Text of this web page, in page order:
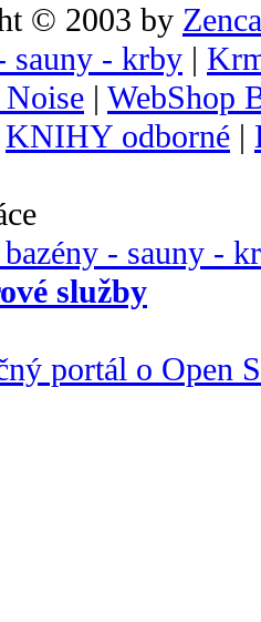
© 2003 by
sauny - krby |
| WebShop
KNIHY odborné |
- sauny -
služby
portál o Open